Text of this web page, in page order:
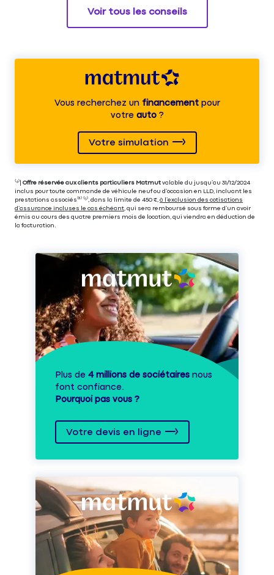
Voir tous les conseils
Vous recherchez unfinancementpour
votre auto?
Votre simulation
⁽⁴⁾| Offre réservée aux clients particuliers Matmut valable du jusqu’au 31/12/2024
inclus pour toute commande de véhicule neuf ou d’occasion en LLD, incluant les
prestations associés⁽³⁾ ⁽⁵⁾, dans la limite de 450 €, à l’exclusion des cotisations
d’assurance incluses le cas échéant , qui sera remboursé sous forme d’un avoir
émis au cours des quatre premiers mois de location, qui viendra en déduction de
la facturation.
Plus de 4 millions de sociétaires nous
font confiance.
Pourquoi pas vous ?
Votre devis en ligne